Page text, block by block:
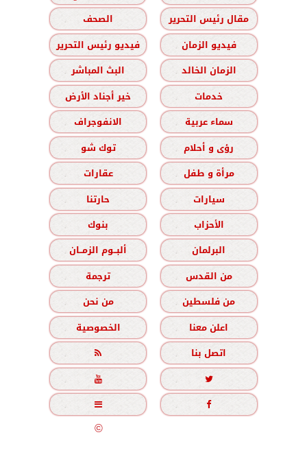
مقال رئيس التحرير
الصحف
فيديو الزمان
فيديو رئيس التحرير
الزمان الخالد
البث المباشر
خدمات
خير أجناد الأرض
سماء عربية
الانفوجراف
رؤى و أحلام
توك شو
مرأة و طفل
عقارات
سيارات
حارتنا
الأحزاب
بنوك
البرلمان
ألبــوم الزمــان
من القدس
ترجمة
من فلسطين
من نحن
اعلن معنا
الخصوصية
اتصل بنا





جميع الحقوق محفوظة©